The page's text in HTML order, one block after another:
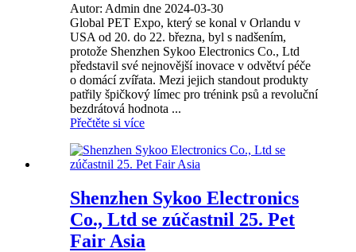
Autor: Admin dne 2024-03-30
Global PET Expo, který se konal v Orlandu v
USA od 20. do 22. března, byl s nadšením,
protože Shenzhen Sykoo Electronics Co., Ltd
představil své nejnovější inovace v odvětví péče
o domácí zvířata. Mezi jejich standout produkty
patřily špičkový límec pro trénink psů a revoluční
bezdrátová hodnota ...
Přečtěte si více
Shenzhen Sykoo Electronics
Co., Ltd se zúčastnil 25. Pet
Fair Asia